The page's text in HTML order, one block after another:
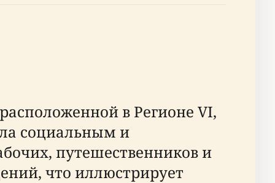
в Регионе VI,
социальным и
путешественников и
что иллюстрирует